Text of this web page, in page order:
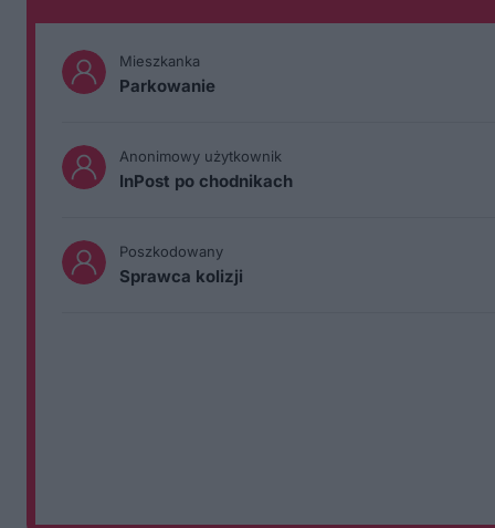
Mieszkanka
Parkowanie
Anonimowy użytkownik
InPost po chodnikach
Poszkodowany
Sprawca kolizji